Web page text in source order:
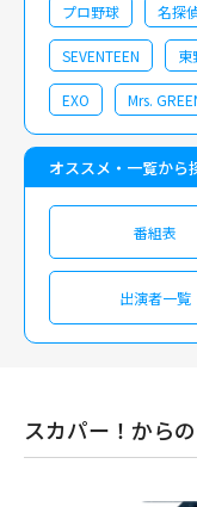
プロ野球 名探
SEVENTEEN 東
EXO Mrs.
オススメ・一覧から
番組表
出演者一覧
スカパー！から